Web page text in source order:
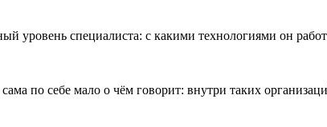
уровень специалиста: с какими технологиями он
по себе мало о чём говорит: внутри таких